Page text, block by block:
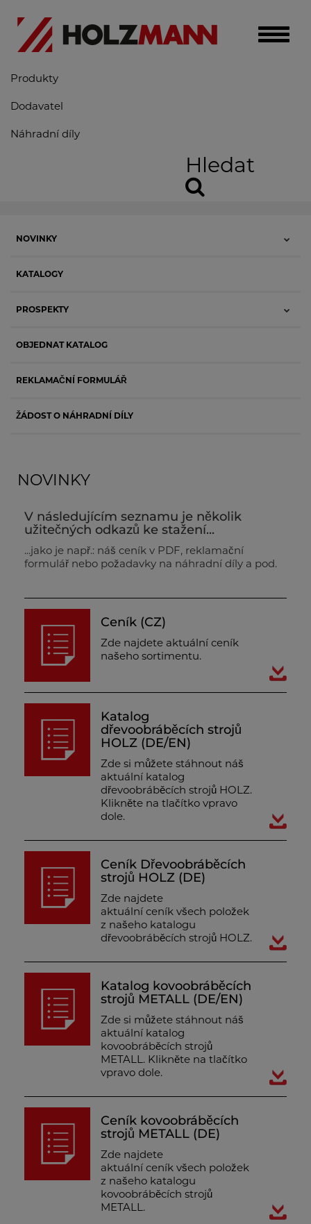
Toggle
Produkty
Dodavatel
Náhradní díly
Hledat
NOVINKY
V následujícím seznamu je několik
užitečných odkazů ke stažení...
...jako je např.: náš ceník v PDF, reklamační
formulář nebo požadavky na náhradní díly a pod.
Ceník (CZ)
Zde najdete aktuální ceník
našeho sortimentu.
Katalog
dřevoobráběcích strojů
HOLZ (DE/EN)
Zde si můžete stáhnout náš
aktuální katalog
dřevoobráběcích strojů HOLZ.
Klikněte na tlačítko vpravo
dole.
Ceník Dřevoobráběcích
strojů HOLZ (DE)
Zde najdete
aktuální ceník všech položek
z našeho katalogu
dřevoobráběcích strojů HOLZ.
Katalog kovoobráběcích
strojů METALL (DE/EN)
Zde si můžete stáhnout náš
aktuální katalog
kovoobráběcích strojů
METALL. Klikněte na tlačítko
vpravo dole.
Ceník kovoobráběcích
strojů METALL (DE)
Zde najdete
aktuální ceník všech položek
z našeho katalogu
kovoobráběcích strojů
METALL.
NOVINKY
KATALOGY
PROSPEKTY
OBJEDNAT KATALOG
REKLAMAČNÍ FORMULÁŘ
ŽÁDOST O NÁHRADNÍ DÍLY